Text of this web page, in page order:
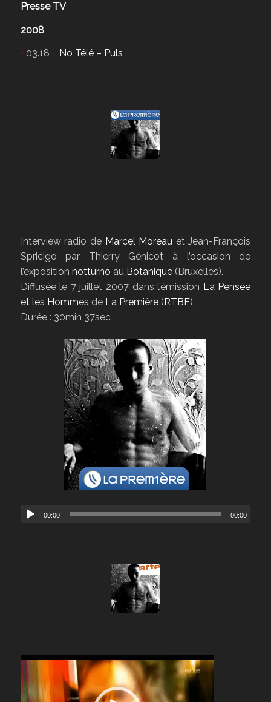
Presse TV
2008
• 03.18 No Télé – Puls
Interview radio de Marcel Moreau et Jean-François
Spricigo par Thierry Génicot à l’occasion de
l’exposition notturno au Botanique(Bruxelles).
Diffusée le 7 juillet 2007 dans l’émission La Pensée
et les Hommes de La Première(RTBF).
Durée : 30min 37sec
00:00 00:00